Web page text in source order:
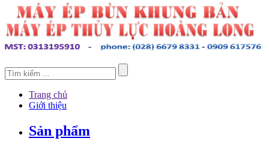
Trang chủ
Giới thiệu
Sản phẩm